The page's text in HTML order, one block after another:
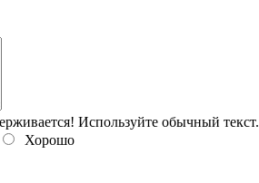
Используйте обычный текст.
Хорошо